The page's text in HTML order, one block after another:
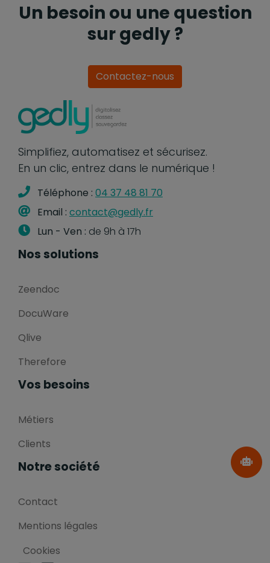
Un besoin ou une question
sur gedly ?
Contactez-nous
Simplifiez, automatisez et sécurisez.
En un clic, entrez dans le numérique !
Téléphone : 04 37 48 81 70
Email : contact@gedly.fr
Lun - Ven : de 9h à 17h
Nos solutions
Zeendoc
DocuWare
Qlive
Therefore
Vos besoins
Métiers
Clients
Notre société
Contact
Mentions légales
Cookies